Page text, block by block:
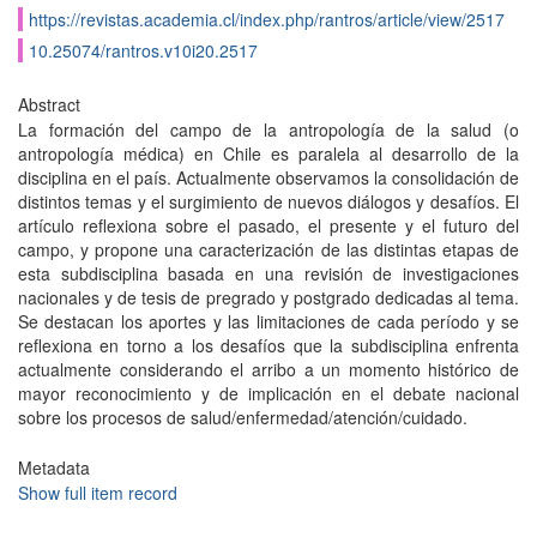
https://revistas.academia.cl/index.php/rantros/article/view/2517
10.25074/rantros.v10i20.2517
Abstract
La formación del campo de la antropología de la salud (o
antropología médica) en Chile es paralela al desarrollo de la
disciplina en el país. Actualmente observamos la consolidación de
distintos temas y el surgimiento de nuevos diálogos y desafíos. El
artículo reflexiona sobre el pasado, el presente y el futuro del
campo, y propone una caracterización de las distintas etapas de
esta subdisciplina basada en una revisión de investigaciones
nacionales y de tesis de pregrado y postgrado dedicadas al tema.
Se destacan los aportes y las limitaciones de cada período y se
reflexiona en torno a los desafíos que la subdisciplina enfrenta
actualmente considerando el arribo a un momento histórico de
mayor reconocimiento y de implicación en el debate nacional
sobre los procesos de salud/enfermedad/atención/cuidado.
Metadata
Show full item record